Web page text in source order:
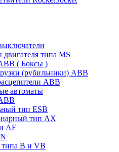
типа MS
( Боксы )
(рубильники) ABB
ABB
автоматы
тип ESB
тип AX
AF
B и VB